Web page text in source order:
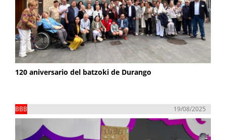
120 aniversario del batzoki de Durango
BBB 19/08/2025